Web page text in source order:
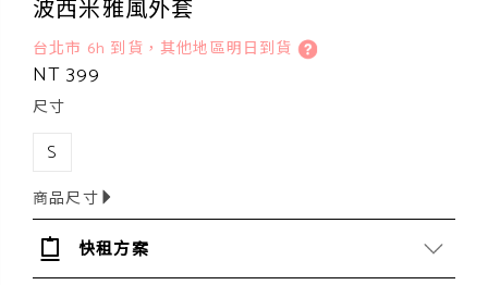
波西米雅風外套
台北市 6h 到貨，其他地區明日到貨
NT 399
尺寸
S
商品尺寸
快租方案